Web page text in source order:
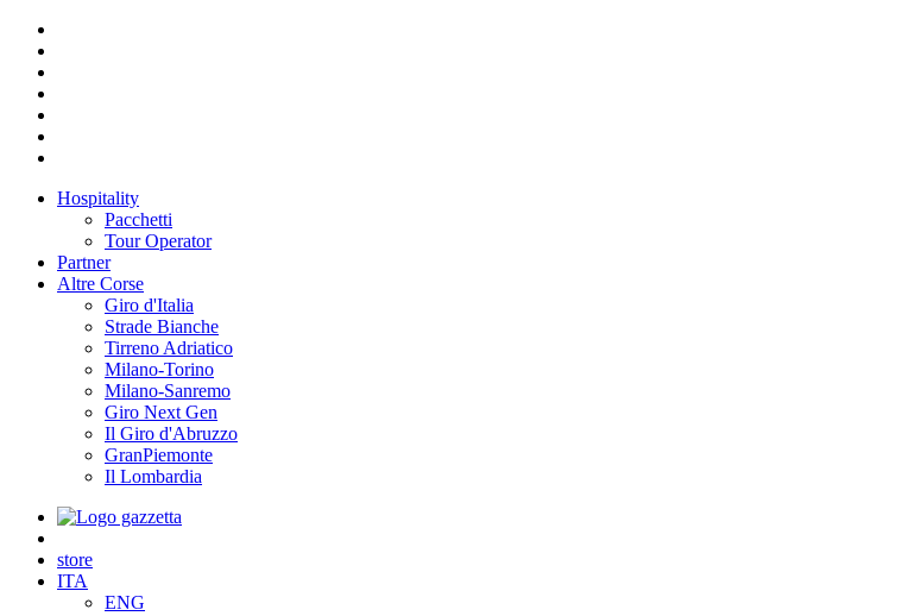
Hospitality
Pacchetti
Tour Operator
Partner
Altre Corse
Giro d'Italia
Strade Bianche
Tirreno Adriatico
Milano-Torino
Milano-Sanremo
Giro Next Gen
Il Giro d'Abruzzo
GranPiemonte
Il Lombardia
store
ITA
ENG